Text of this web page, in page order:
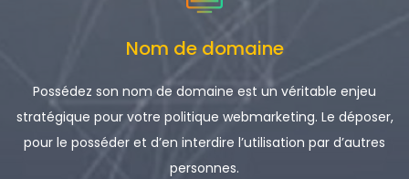
Nom de domaine
Possédez son nom de domaine est un véritable enjeu
stratégique pour votre politique webmarketing. Le déposer,
pour le posséder et d’en interdire l’utilisation par d’autres
personnes.